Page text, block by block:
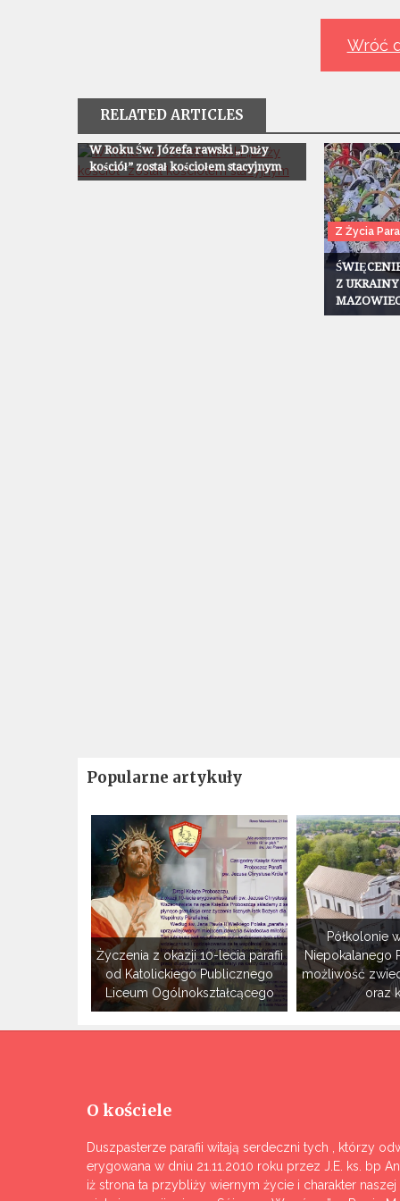
Wróć
RELATED ARTICLES
Z Życia Parafii
W Roku Św. Józefa rawski „Duży
kościół” został kościołem stacyjnym
Z Życia
Z
Popularne artykuły
Życzenia z okazji 10-lecia parafii
od Katolickiego Publicznego
Liceum Ogólnokształcącego
Półkolonie
Niepokalanego
możliwość
oraz
O kościele
Duszpasterze parafii witają serdeczni tych , którzy
erygowana w dniu 21.11.2010 roku przez J.E. ks. bp
iż strona ta przybliży wiernym życie i charakter